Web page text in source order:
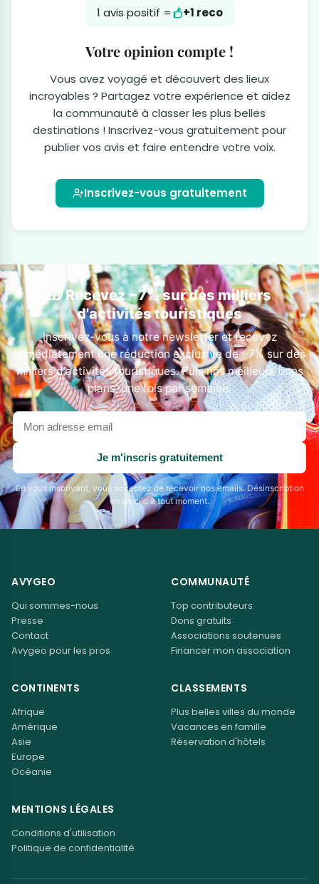
1 avis positif = +1 reco
Votre opinion compte !
Vous avez voyagé et découvert des lieux
incroyables ? Partagez votre expérience et aidez
la communauté à classer les plus belles
destinations ! Inscrivez-vous gratuitement pour
publier vos avis et faire entendre votre voix.
Inscrivez-vous gratuitement
🎁 Recevez −7% sur des milliers
d'activités touristiques
Inscrivez-vous à notre newsletter et recevez
immédiatement une réduction exclusive de −7% sur des
milliers d'activités touristiques. Puis nos meilleurs bons
plans, une fois par semaine.
Votre
adresse
email
Je m'inscris gratuitement
En vous inscrivant, vous acceptez de recevoir nos emails. Désinscription
en un clic à tout moment.
AVYGEO
Qui sommes-nous
Presse
Contact
Avygeo pour les pros
COMMUNAUTÉ
Top contributeurs
Dons gratuits
Associations soutenues
Financer mon association
CONTINENTS
Afrique
Amérique
Asie
Europe
Océanie
CLASSEMENTS
Plus belles villes du monde
Vacances en famille
Réservation d'hôtels
MENTIONS LÉGALES
Conditions d'utilisation
Politique de confidentialité